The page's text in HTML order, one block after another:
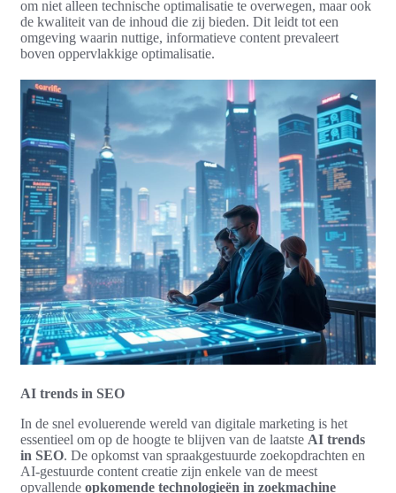
om niet alleen technische optimalisatie te overwegen, maar ook
de kwaliteit van de inhoud die zij bieden. Dit leidt tot een
omgeving waarin nuttige, informatieve content prevaleert
boven oppervlakkige optimalisatie.
AI trends in SEO
In de snel evoluerende wereld van digitale marketing is het
essentieel om op de hoogte te blijven van de laatste AI trends
in SEO. De opkomst van spraakgestuurde zoekopdrachten en
AI-gestuurde content creatie zijn enkele van de meest
opvallende opkomende technologieën in zoekmachine